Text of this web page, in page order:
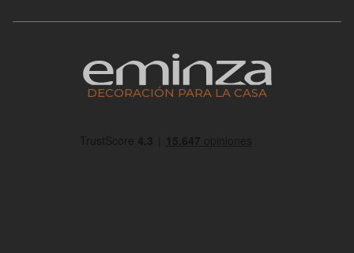
DECORACIÓN PARA LA CASA